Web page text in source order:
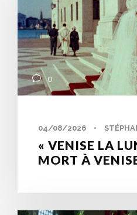
0
04/08/2026 •
« VENISE LA
MORT À